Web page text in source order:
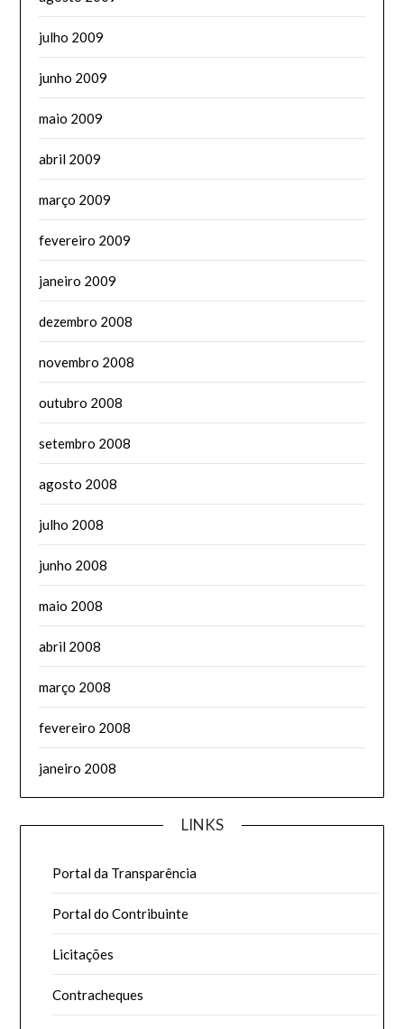
julho 2009
junho 2009
maio 2009
abril 2009
março 2009
fevereiro 2009
janeiro 2009
dezembro 2008
novembro 2008
outubro 2008
setembro 2008
agosto 2008
julho 2008
junho 2008
maio 2008
abril 2008
março 2008
fevereiro 2008
janeiro 2008
LINKS
Portal da Transparência
Portal do Contribuinte
Licitações
Contracheques